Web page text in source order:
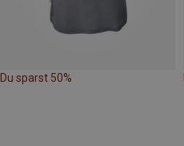
Du sparst 50%